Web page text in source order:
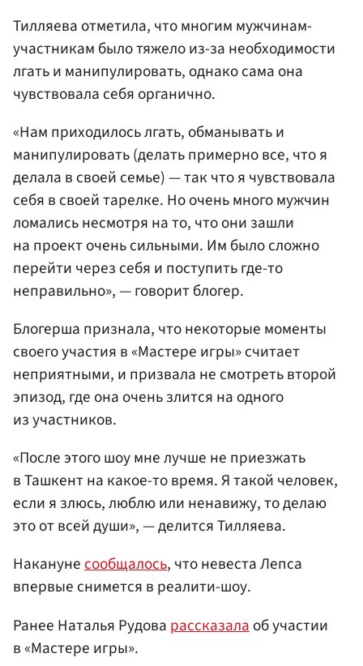
Тилляева отметила, что многим мужчинам-
участникам было тяжело из-за необходимости
лгать и манипулировать, однако сама она
чувствовала себя органично.
«Нам приходилось лгать, обманывать и
манипулировать (делать примерно все, что я
делала в своей семье) — так что я чувствовала
себя в своей тарелке. Но очень много мужчин
ломались несмотря на то, что они зашли
на проект очень сильными. Им было сложно
перейти через себя и поступить где-то
неправильно», — говорит блогер.
Блогерша признала, что некоторые моменты
своего участия в «Мастере игры» считает
неприятными, и призвала не смотреть второй
эпизод, где она очень злится на одного
из участников.
«После этого шоу мне лучше не приезжать
в Ташкент на какое-то время. Я такой человек,
если я злюсь, люблю или ненавижу, то делаю
это от всей души», — делится Тилляева.
Наканунесообщалось, что невеста Лепса
впервые снимется в реалити-шоу.
Ранее Наталья Рудова рассказалаоб участии
в «Мастере игры».